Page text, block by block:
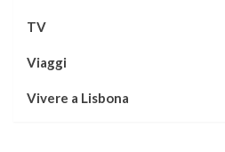
TV
Viaggi
Vivere a Lisbona